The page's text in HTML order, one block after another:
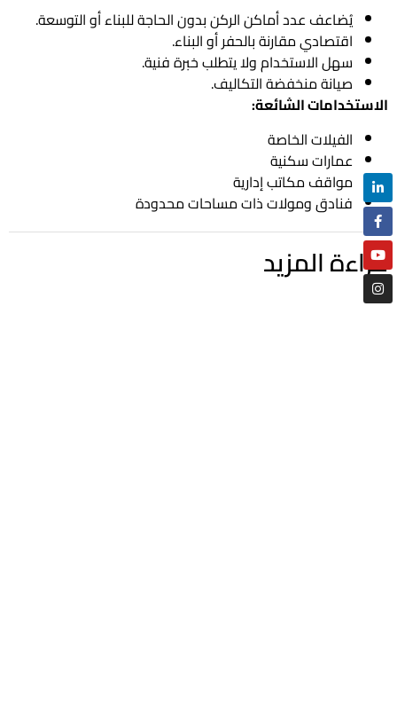
يُضاعف عدد أماكن الركن بدون الحاجة للبناء أو التوسعة.
اقتصادي مقارنة بالحفر أو البناء.
سهل الاستخدام ولا يتطلب خبرة فنية.
صيانة منخفضة التكاليف.
الاستخدامات الشائعة:
الفيلات الخاصة
عمارات سكنية
مواقف مكاتب إدارية
فنادق ومولات ذات مساحات محدودة
قراءة المزيد